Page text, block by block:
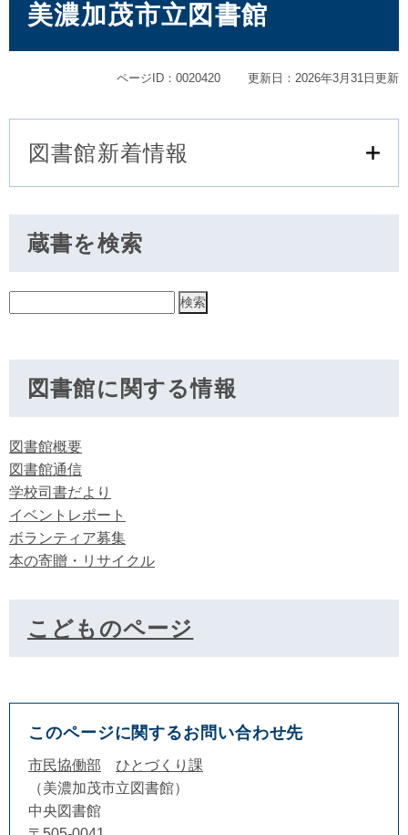
美濃加茂市立図書館
ページID：0020420 更新日：2026年3月31日更新
図書館新着情報
蔵書を検索
図書館に関する情報
図書館概要
図書館通信
学校司書だより
イベントレポート
ボランティア募集
本の寄贈・リサイクル
こどものページ
このページに関するお問い合わせ先
市民協働部
ひとづくり課
美濃加茂市立図書館
中央図書館